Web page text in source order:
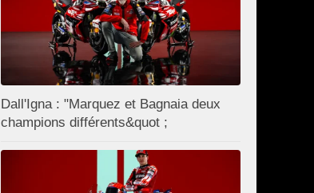
Dall'Igna : "Marquez et Bagnaia deux
champions différents&quot ;